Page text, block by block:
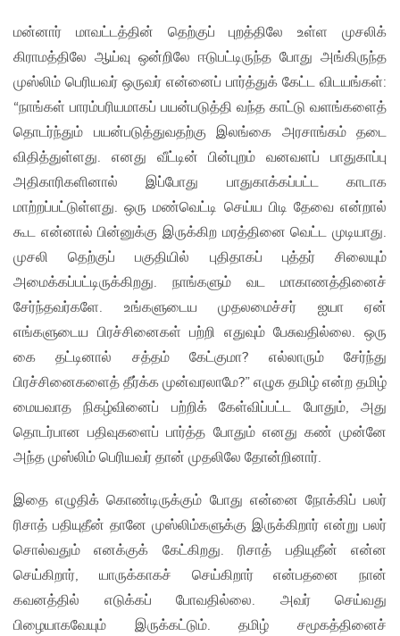
மன்னார் மாவட்டத்தின் தெற்குப் புறத்திலே உள்ள முசலிக்
கிராமத்திலே ஆய்வு ஒன்றிலே ஈடுபட்டிருந்த போது அங்கிருந்த
முஸ்லிம் பெரியவர் ஒருவர் என்னைப் பார்த்துக் கேட்ட‌ விடயங்கள்:
“நாங்கள் பாரம்பரியமாகப் பயன்படுத்தி வந்த காட்டு வளங்களைத்
தொடர்ந்தும் பயன்படுத்துவதற்கு இலங்கை அரசாங்கம் தடை
விதித்துள்ளது. எனது வீட்டின் பின்புறம் வனவளப் பாதுகாப்பு
அதிகாரிகளினால் இப்போது பாதுகாக்கப்பட்ட காடாக
மாற்றப்பட்டுள்ளது. ஒரு மண்வெட்டி செய்ய பிடி தேவை என்றால்
கூட என்னால் பின்னுக்கு இருக்கிற மரத்தினை வெட்ட முடியாது.
முசலி தெற்குப் பகுதியில் புதிதாகப் புத்தர் சிலையும்
அமைக்கப்பட்டிருக்கிறது. நாங்களும் வட மாகாணத்தினைச்
சேர்ந்தவர்களே. உங்களுடைய முதலமைச்சர் ஐயா ஏன்
எங்களுடைய பிரச்சினைகள் பற்றி எதுவும் பேசுவதில்லை. ஒரு
கை தட்டினால் சத்தம் கேட்குமா? எல்லாரும் சேர்ந்து
பிரச்சினைகளைத் தீர்க்க முன்வரலாமே?” எழுக தமிழ் என்ற தமிழ்
மையவாத நிகழ்வினைப் பற்றிக் கேள்விப்பட்ட போதும், அது
தொடர்பான பதிவுகளைப் பார்த்த போதும் எனது கண் முன்னே
அந்த முஸ்லிம் பெரியவர் தான் முதலிலே தோன்றினார்.
இதை எழுதிக் கொண்டிருக்கும் போது என்னை நோக்கிப் பலர்
ரிசாத் பதியுதீன் தானே முஸ்லிம்களுக்கு இருக்கிறார் என்று பலர்
சொல்வதும் எனக்குக் கேட்கிறது. ரிசாத் பதியுதீன் என்ன
செய்கிறார், யாருக்காகச் செய்கிறார் என்பதனை நான்
கவனத்தில் எடுக்கப் போவதில்லை. அவர் செய்வது
பிழையாகவேயும் இருக்கட்டும். தமிழ் சமூகத்தினைச்